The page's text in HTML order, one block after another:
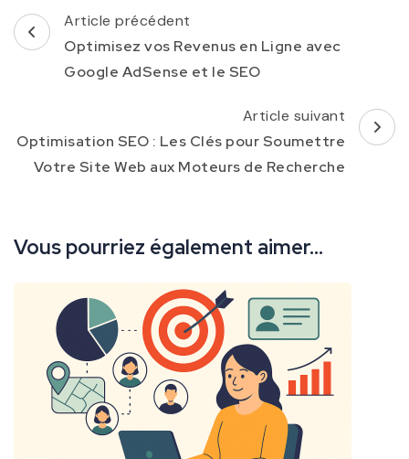
Navigation
d'article
Article précédent
Optimisez vos Revenus en Ligne avec
Google AdSense et le SEO
Article suivant
Optimisation SEO : Les Clés pour Soumettre
Votre Site Web aux Moteurs de Recherche
Vous pourriez également aimer...